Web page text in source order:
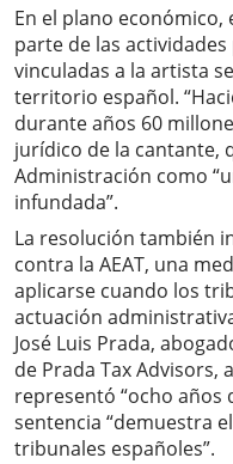
En el plano
parte de las
vinculadas a la artista
territorio español.
durante años 60
jurídico de la cantante,
Administración como
infundada”.
La resolución también
contra la AEAT, una
aplicarse cuando los
actuación
José Luis Prada,
de Prada Tax Advisors,
representó “ocho años
sentencia “demuestra
tribunales españoles”.